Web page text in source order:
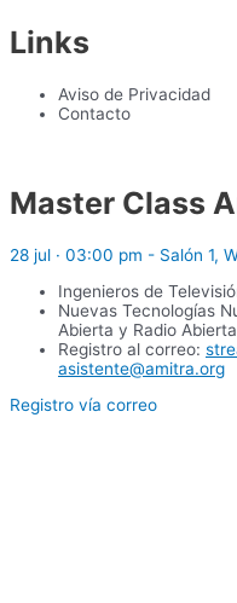
Links
Aviso de Privacidad
Contacto
Master Class
28 jul · 03:00 pm - Salón 1,
Ingenieros de
Nuevas Tecnologías
Abierta y Radio Abierta
Registro al correo:
asistente@amitra.org
Registro vía correo